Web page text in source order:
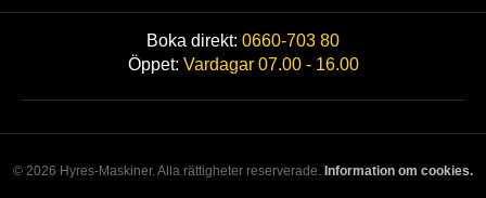
Boka direkt: 0660-703 80
Öppet: Vardagar 07.00 - 16.00
© 2026 Hyres-Maskiner. Alla rättigheter reserverade. Information om cookies.